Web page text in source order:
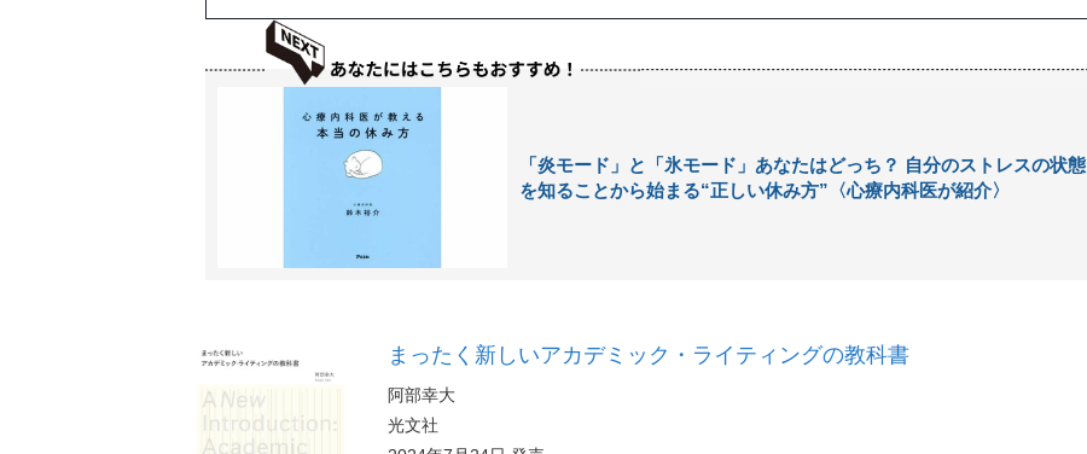
「炎モード」と「氷モード」あなたはどっち？ 自分のストレスの状態
を知ることから始まる“正しい休み方”〈心療内科医が紹介〉
まったく新しいアカデミック・ライティングの教科書
阿部幸大
光文社